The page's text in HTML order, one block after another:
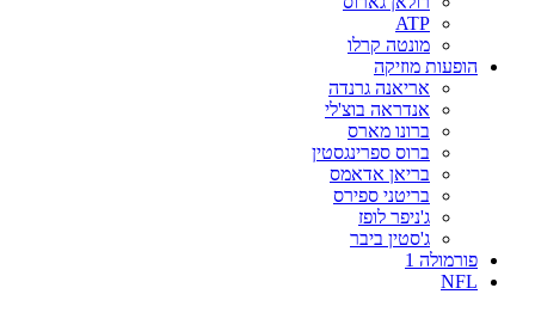
ATP
מונטה קרלו
הופעות מוזיקה
אריאנה גרנדה
אנדראה בוצ'לי
ברונו מארס
ברוס ספרינגסטין
בריאן אדאמס
בריטני ספירס
ג'ניפר לופז
ג'סטין ביבר
פורמולה 1
NFL